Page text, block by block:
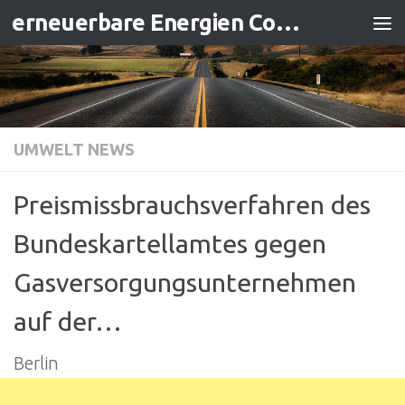
Zum Inhalt springen erneuerbare Energien Contracting
UMWELT NEWS
Preismissbrauchsverfahren des
Bundeskartellamtes gegen
Gasversorgungsunternehmen
auf der…
Berlin